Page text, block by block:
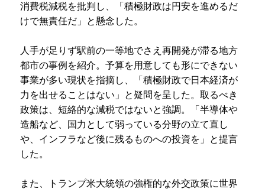
消費税減税を批判し、「積極財政は円安を進めるだ
けで無責任だ」と懸念した。
人手が足りず駅前の一等地でさえ再開発が滞る地方
都市の事例を紹介。予算を用意しても形にできない
事業が多い現状を指摘し、「積極財政で日本経済が
力を出せることはない」と疑問を呈した。取るべき
政策は、短絡的な減税ではないと強調。「半導体や
造船など、国力として弱っている分野の立て直し
や、インフラなど後に残るものへの投資を」と提言
した。
また、トランプ米大統領の強権的な外交政策に世界